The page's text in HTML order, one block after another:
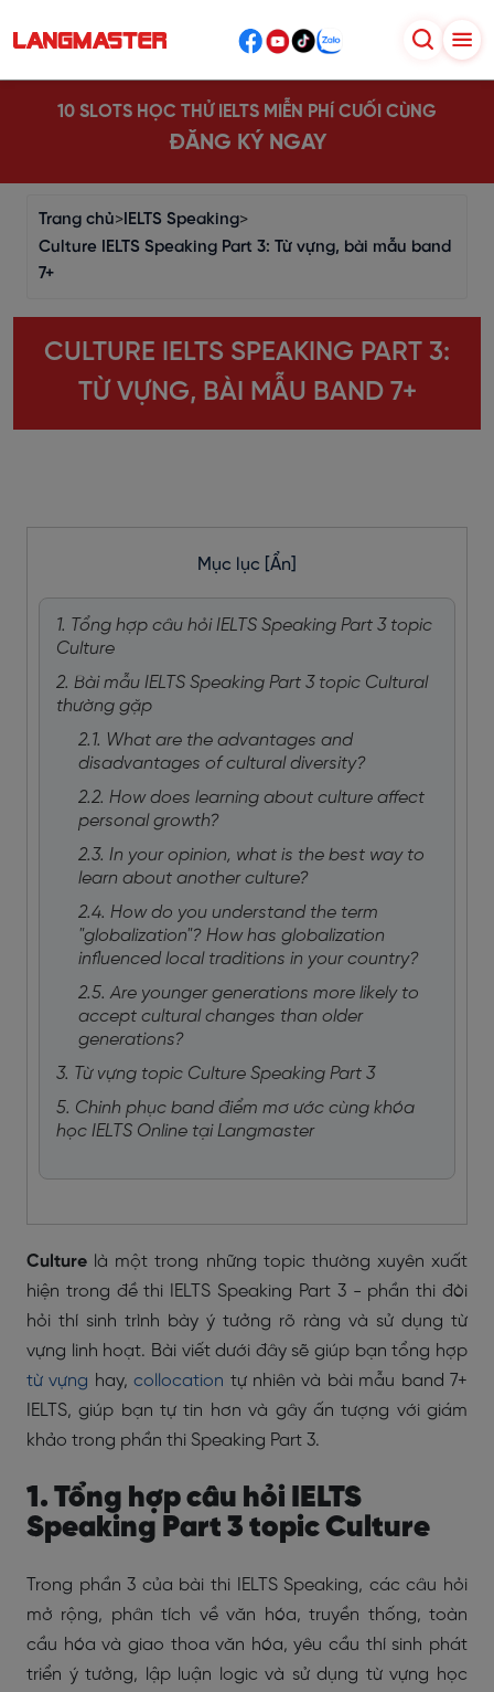
10 SLOTS HỌC THỬ IELTS MIỄN PHÍ CUỐI CÙNG
ĐĂNG KÝ NGAY
Trang chủ> IELTS Speaking>
Culture IELTS Speaking Part 3: Từ vựng, bài mẫu band
7+
CULTURE IELTS SPEAKING PART 3:
TỪ VỰNG, BÀI MẪU BAND 7+
Mục lục [Ẩn]
1. Tổng hợp câu hỏi IELTS Speaking Part 3 topic
Culture
2. Bài mẫu IELTS Speaking Part 3 topic Cultural
thường gặp
2.1. What are the advantages and
disadvantages of cultural diversity?
2.2. How does learning about culture affect
personal growth?
2.3. In your opinion, what is the best way to
learn about another culture?
2.4. How do you understand the term
"globalization"? How has globalization
influenced local traditions in your country?
2.5. Are younger generations more likely to
accept cultural changes than older
generations?
3. Từ vựng topic Culture Speaking Part 3
5. Chinh phục band điểm mơ ước cùng khóa
học IELTS Online tại Langmaster
Culture là một trong những topic thường xuyên xuất
hiện trong đề thi IELTS Speaking Part 3 - phần thi đòi
hỏi thí sinh trình bày ý tưởng rõ ràng và sử dụng từ
vựng linh hoạt. Bài viết dưới đây sẽ giúp bạn tổng hợp
từ vựng hay,collocation tự nhiên và bài mẫu band 7+
IELTS, giúp bạn tự tin hơn và gây ấn tượng với giám
khảo trong phần thi Speaking Part 3.
1. Tổng hợp câu hỏi IELTS
Speaking Part 3 topic Culture
Trong phần 3 của bài thi IELTS Speaking, các câu hỏi
mở rộng, phân tích về văn hóa, truyền thống, toàn
cầu hóa và giao thoa văn hóa, yêu cầu thí sinh phát
triển ý tưởng, lập luận logic và sử dụng từ vựng học